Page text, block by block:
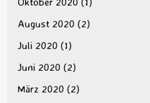
August 2020 (2)
Juli 2020 (1)
Juni 2020 (2)
März 2020 (2)